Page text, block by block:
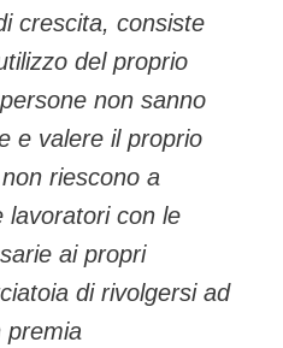
crescita, consiste
del proprio
non sanno
e valere il proprio
riescono a
lavoratori con le
ai propri
di rivolgersi ad
premia